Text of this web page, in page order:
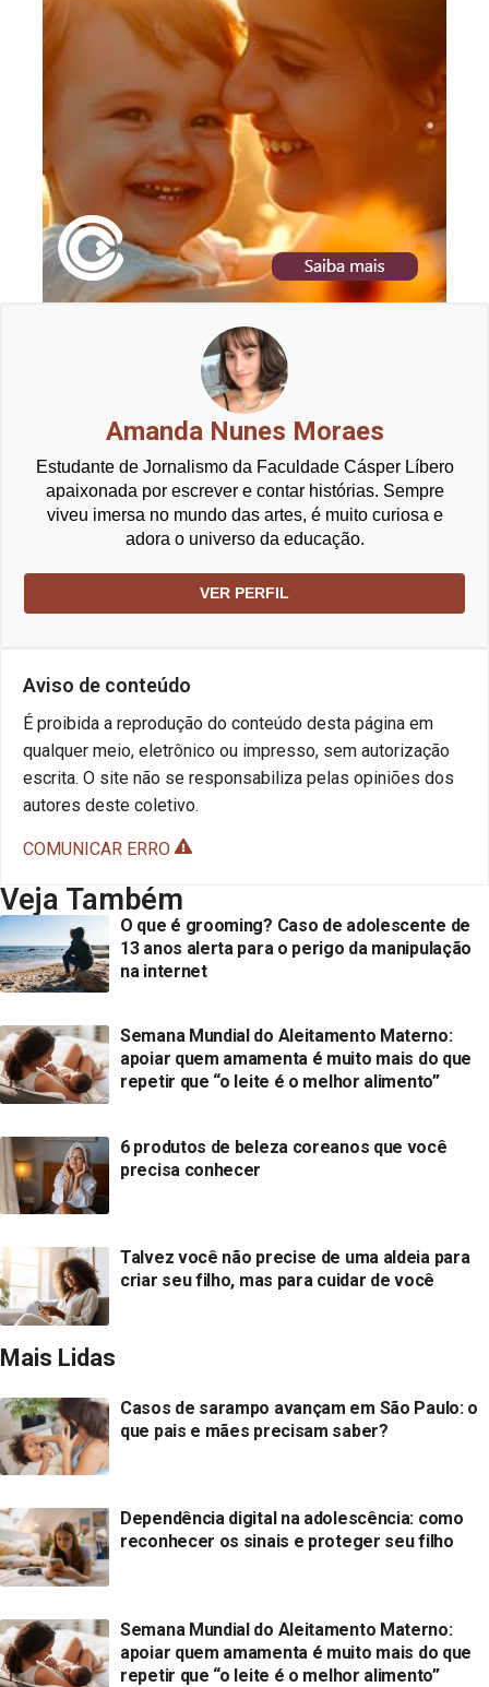
Amanda Nunes Moraes
Estudante de Jornalismo da Faculdade Cásper Líbero
apaixonada por escrever e contar histórias. Sempre
viveu imersa no mundo das artes, é muito curiosa e
adora o universo da educação.
VER PERFIL
Aviso de conteúdo
É proibida a reprodução do conteúdo desta página em
qualquer meio, eletrônico ou impresso, sem autorização
escrita. O site não se responsabiliza pelas opiniões dos
autores deste coletivo.
COMUNICAR ERRO
Veja Também
O que é grooming? Caso de adolescente de
13 anos alerta para o perigo da manipulação
na internet
Semana Mundial do Aleitamento Materno:
apoiar quem amamenta é muito mais do que
repetir que “o leite é o melhor alimento”
6 produtos de beleza coreanos que você
precisa conhecer
Talvez você não precise de uma aldeia para
criar seu filho, mas para cuidar de você
Mais Lidas
Casos de sarampo avançam em São Paulo: o
que pais e mães precisam saber?
Dependência digital na adolescência: como
reconhecer os sinais e proteger seu filho
Semana Mundial do Aleitamento Materno:
apoiar quem amamenta é muito mais do que
repetir que “o leite é o melhor alimento”